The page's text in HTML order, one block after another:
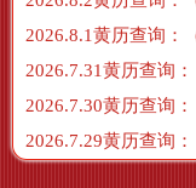
2026.8.1黄历查询：
2026.7.31黄历查询